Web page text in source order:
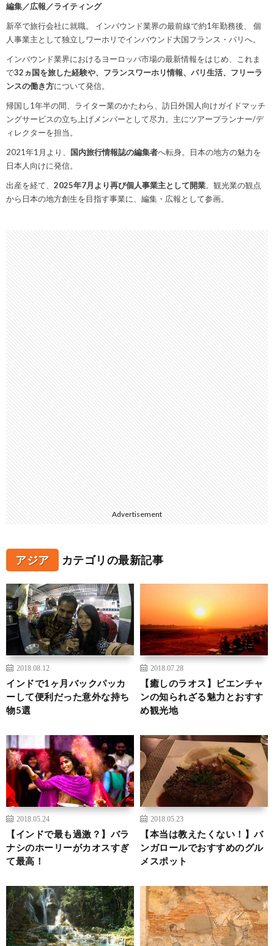
編集／広報／ライティング
新卒で旅行会社に就職。
インバウンド業界の最前線で約1年勤務後、
個
人事業主として独立しワーホリでインバウンド大国フランス・パリへ。
インバウンド業界におけるヨーロッパ市場の最新情報をはじめ、これま
で32ヵ国を旅した経験や、フランスワーホリ情報、パリ生活、フリーラ
ンスの働き方について発信。
帰国し1年半の間、ライター業のかたわら、訪日外国人向けガイドマッチ
ングサービスの立ち上げメンバーとして尽力。主にツアープランナー/デ
ィレクターを担当。
2021年1月より、 国内旅行情報誌の編集者へ転身。日本の地方の魅力を
日本人向けに発信。
出産を経て、 2025年7月より再び個人事業主として開業。観光業の観点
から日本の地方創生を目指す事業に、編集・広報として参画。
Advertisement
アジア カテゴリの最新記事
2018.08.12
インドで1ヶ月バックパッカ
ーして便利だった意外な持ち
物5選
2018.07.28
【癒しのラオス】ビエンチャ
ンの知られざる魅力とおすす
め観光地
2018.05.24
【インドで最も過激？】バラ
ナシのホーリーがカオスすぎ
て最高！
2018.05.23
【本当は教えたくない！】バ
ンガロールでおすすめのグル
メスポット